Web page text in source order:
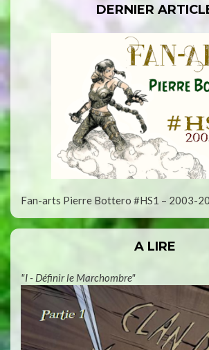
DERNIER
Fan-arts Pierre Bottero #HS1 – 2003-
A LIRE
"I - Définir le Marchombre"